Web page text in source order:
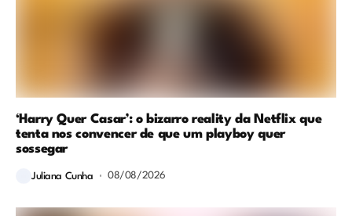
‘Harry Quer Casar’: o bizarro reality da Netflix que
tenta nos convencer de que um playboy quer
sossegar
Juliana Cunha 08/08/2026